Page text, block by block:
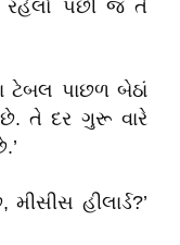
પછી જ તે
ટેબલ પાછળ બેઠાં
તે દર ગુરૂ વારે
હીલાર્ડ?’